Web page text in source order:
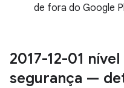
de fora do Google
2017-12-01
segurança —